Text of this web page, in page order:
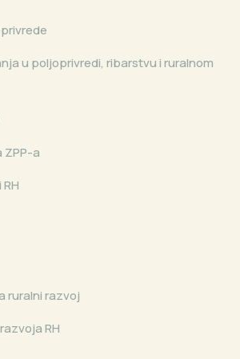
u poljoprivredi, ribarstvu i ruralnom
ZPP-a
ruralni razvoj
RH